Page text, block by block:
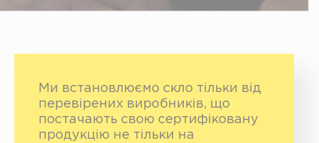
Ми встановлюємо скло тільки від
перевірених виробників, що
постачають свою сертифіковану
продукцію не тільки на